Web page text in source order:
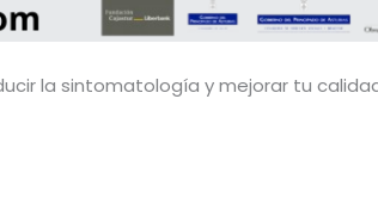
la sintomatología y mejorar tu